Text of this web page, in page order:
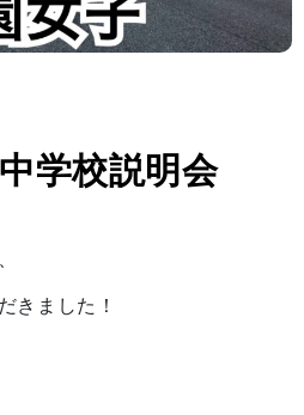
学校説明会
きました！